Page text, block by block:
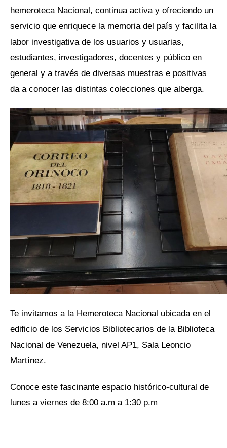
hemeroteca Nacional, continua activa y ofreciendo un
servicio que enriquece la memoria del país y facilita la
labor investigativa de los usuarios y usuarias,
estudiantes, investigadores, docentes y público en
general y a través de diversas muestras e positivas
da a conocer las distintas colecciones que alberga.
Te invitamos a la Hemeroteca Nacional ubicada en el
edificio de los Servicios Bibliotecarios de la Biblioteca
Nacional de Venezuela, nivel AP1, Sala Leoncio
Martínez.
Conoce este fascinante espacio histórico-cultural de
lunes a viernes de 8:00 a.m a 1:30 p.m